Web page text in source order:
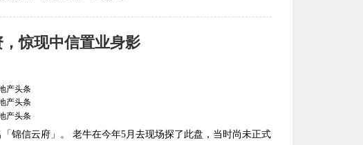
惊现中信置业身影
锦信云府」。 老牛在今年5月去现场探了此盘，当时尚未正式